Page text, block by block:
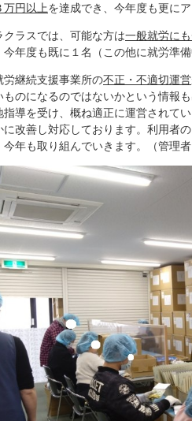
万円以上を達成でき、今年度も更に
クラスでは、可能な方は一般就労に
今年度も既に１名（この他に就労準
労継続支援事業所の不正・不適切運営
ものになるのではないかという情報
指導を受け、概ね適正に運営されて
に改善し対応しております。利用者
今年も取り組んでいきます。（管理者